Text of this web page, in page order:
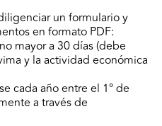
un formulario y
en formato PDF:
mayor a 30 días (debe
y la actividad económica
cada año entre el 1° de
a través de